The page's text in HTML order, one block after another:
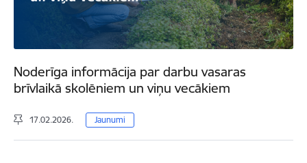
Noderīga informācija par darbu vasaras
brīvlaikā skolēniem un viņu vecākiem
17.02.2026. Jaunumi